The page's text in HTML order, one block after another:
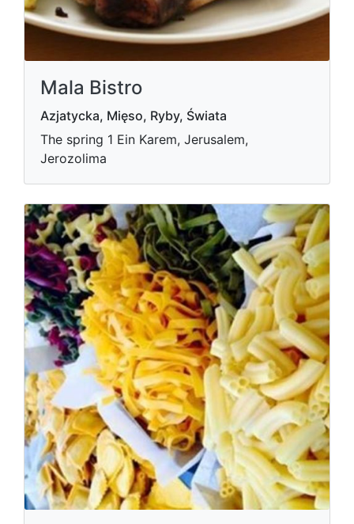
Mala Bistro
Azjatycka, Mięso, Ryby, Świata
The spring 1 Ein Karem, Jerusalem,
Jerozolima